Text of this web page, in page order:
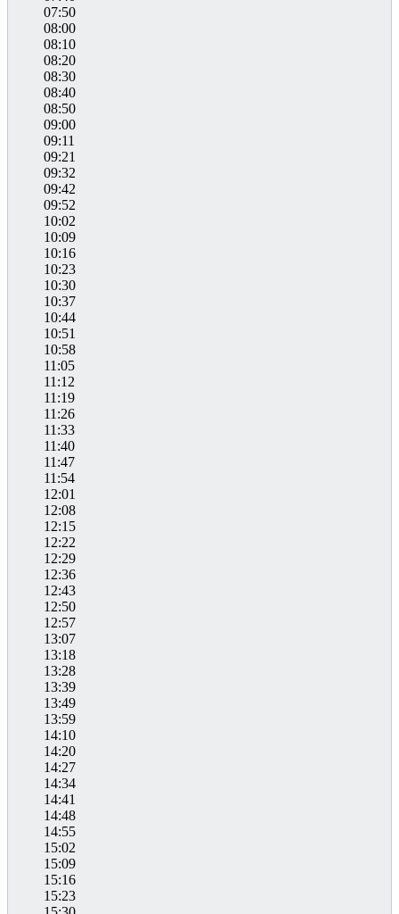
07:50
08:00
08:10
08:20
08:30
08:40
08:50
09:00
09:11
09:21
09:32
09:42
09:52
10:02
10:09
10:16
10:23
10:30
10:37
10:44
10:51
10:58
11:05
11:12
11:19
11:26
11:33
11:40
11:47
11:54
12:01
12:08
12:15
12:22
12:29
12:36
12:43
12:50
12:57
13:07
13:18
13:28
13:39
13:49
13:59
14:10
14:20
14:27
14:34
14:41
14:48
14:55
15:02
15:09
15:16
15:23